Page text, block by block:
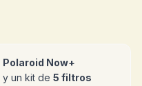
Polaroid Now+
y un kit de 5 filtros